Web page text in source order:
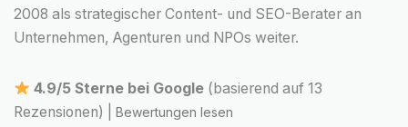
2008 als strategischer Content- und SEO-Berater an
Unternehmen, Agenturen und NPOs weiter.
4.9/5 Sterne bei Google(basierend auf 13
Rezensionen) | Bewertungen lesen